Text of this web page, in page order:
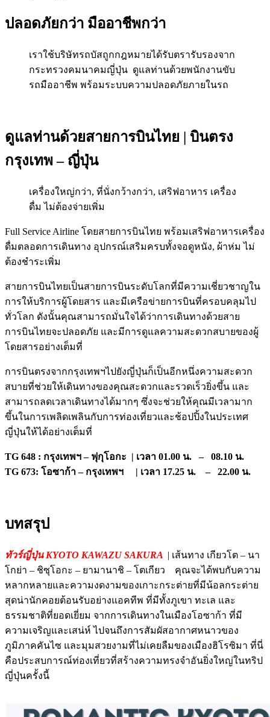
ปลอดภัยกว่า มืออาชีพกว่า
เราใช้บริษัทรถบัสถูกกฎหมายได้รับตรารับรองจาก
กระทรวงคมนาคมญี่ปุ่น ดูแลท่านด้วยพนักงานขับ
รถมืออาชีพ พร้อมระบบความปลอดภัยภายในรถ
ดูแลท่านด้วยสายการบินไทย | บินตรง
กรุงเทพ – ญี่ปุ่น
เครื่องใหญ่กว่า, ที่นั่งกว้างกว่า, เสริฟอาหาร เครื่อง
ดื่ม ไม่ต้องจ่ายเพิ่ม
Full Service Airline โดยสายการบินไทย พร้อมเสริฟอาหารเครื่อง
ดื่มตลอดการเดินทาง อุปกรณ์เสริมครบทั้งจอดูหนัง, ผ้าห่ม ไม่
ต้องชำระเพิ่ม
สายการบินไทยเป็นสายการบินระดับโลกที่มีความเชี่ยวชาญใน
การให้บริการผู้โดยสาร และมีเครือข่ายการบินที่ครอบคลุมไป
ทั่วโลก ดังนั้นคุณสามารถมั่นใจได้ว่าการเดินทางด้วยสาย
การบินไทยจะปลอดภัย และมีการดูแลความสะดวกสบายของผู้
โดยสารอย่างเต็มที่
การบินตรงจากกรุงเทพฯไปยังญี่ปุ่นก็เป็นอีกหนึ่งความสะดวก
สบายที่ช่วยให้เดินทางของคุณสะดวกและรวดเร็วยิ่งขึ้น และ
สามารถลดเวลาเดินทางได้มากๆ ซึ่งจะช่วยให้คุณมีเวลามาก
ขึ้นในการเพลิดเพลินกับการท่องเที่ยวและช้อปปิ้งในประเทศ
ญี่ปุ่นให้ได้อย่างเต็มที่
TG 648 : กรุงเทพฯ – ฟุกุโอกะ | เวลา 01.00 น. – 08.10 น.
TG 673: โอซาก้า – กรุงเทพฯ | เวลา 17.25 น. – 22.00 น.
บทสรุป
ทัวร์ญี่ปุ่น KYOTO KAWAZU SAKURA | เส้นทาง เกียวโต – นา
โกย่า – ชิซุโอกะ – ยามานาชิ – โตเกียว คุณจะได้พบกับความ
หลากหลายและความงดงามของเกาะกระต่ายที่มีน้อลกระต่าย
สุดน่านักคอยต้อนรับอย่างแอคทีพ ที่มีทั้งภูเขา ทะเล และ
ธรรมชาติที่ยอดเยี่ยม จากการเดินทางในเมืองโอซาก้า ที่มี
ความเจริญและเสน่ห์ ไปจนถึงการสัมผัสอากาศหนาวของ
ภูมิภาคคันไซ และมุมสวยงามที่ไม่เคยลืมของเมืองฮิโรซิมา ที่นี่
คือประสบการณ์ท่องเที่ยวที่สร้างความทรงจำอันยิ่งใหญ่ในทริป
ญี่ปุ่นครั้งนี้